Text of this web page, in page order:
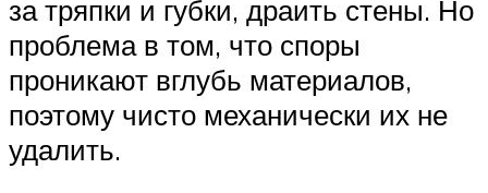
за тряпки и губки, драить стены. Но
проблема в том, что споры
проникают вглубь материалов,
поэтому чисто механически их не
удалить.